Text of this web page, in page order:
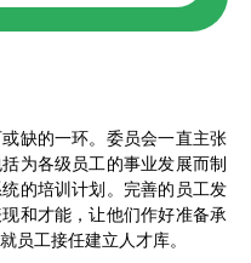
缺的一环。委员会一直主张
为各级员工的事业发展而制
的培训计划。完善的员工发
和才能，让他们作好准备承
员工接任建立人才库。